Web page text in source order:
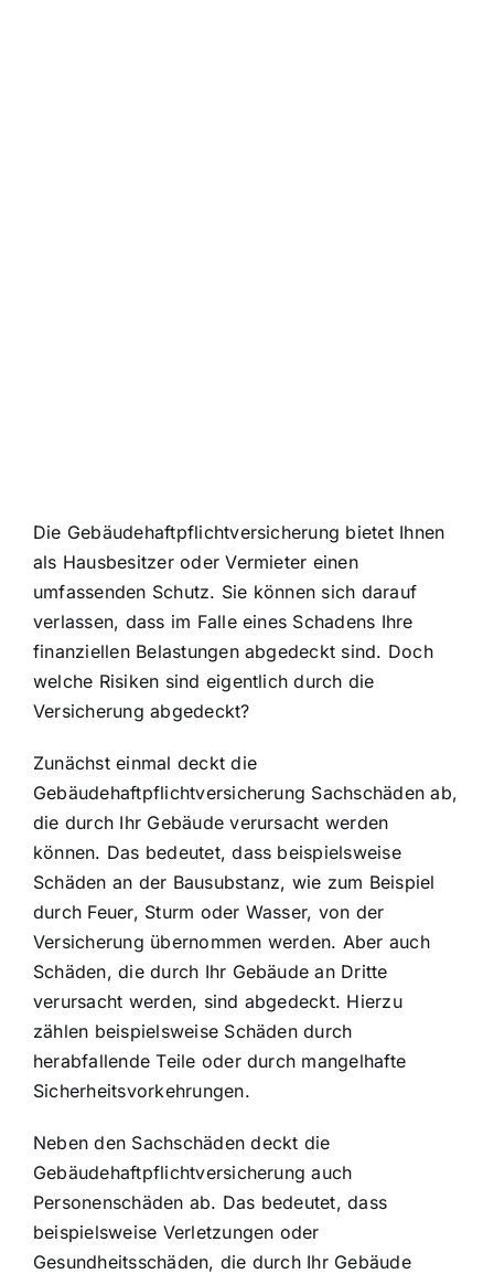
Die Gebäudehaftpflichtversicherung bietet Ihnen
als Hausbesitzer oder Vermieter einen
umfassenden Schutz. Sie können sich darauf
verlassen, dass im Falle eines Schadens Ihre
finanziellen Belastungen abgedeckt sind. Doch
welche Risiken sind eigentlich durch die
Versicherung abgedeckt?
Zunächst einmal deckt die
Gebäudehaftpflichtversicherung Sachschäden ab,
die durch Ihr Gebäude verursacht werden
können. Das bedeutet, dass beispielsweise
Schäden an der Bausubstanz, wie zum Beispiel
durch Feuer, Sturm oder Wasser, von der
Versicherung übernommen werden. Aber auch
Schäden, die durch Ihr Gebäude an Dritte
verursacht werden, sind abgedeckt. Hierzu
zählen beispielsweise Schäden durch
herabfallende Teile oder durch mangelhafte
Sicherheitsvorkehrungen.
Neben den Sachschäden deckt die
Gebäudehaftpflichtversicherung auch
Personenschäden ab. Das bedeutet, dass
beispielsweise Verletzungen oder
Gesundheitsschäden, die durch Ihr Gebäude